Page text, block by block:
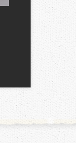
смислів
мовою